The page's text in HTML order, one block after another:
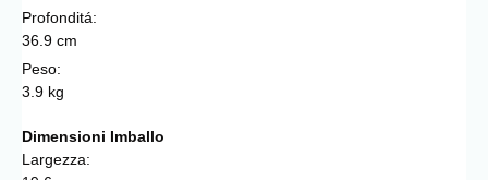
Profonditá:
36.9 cm
Peso:
3.9 kg
Dimensioni Imballo
Largezza: